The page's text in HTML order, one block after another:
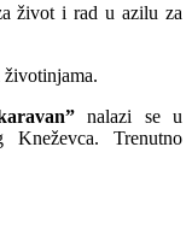
život i rad u azilu za
nalazi se u
Kneževca. Trenutno